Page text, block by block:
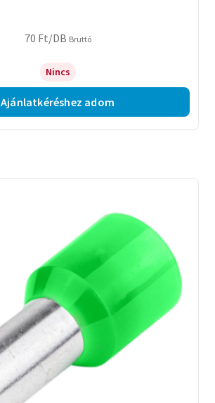
70 Ft/DB Bruttó
Nincs
Ajánlatkéréshez adom